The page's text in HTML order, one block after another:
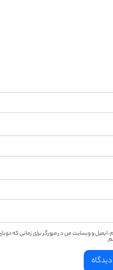
و وبسایت من در مرورگر برای زمانی که